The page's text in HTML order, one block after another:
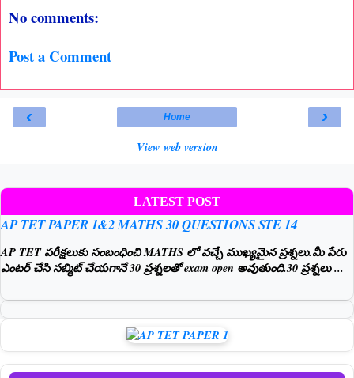
No comments:
Post a Comment
‹ ›
Home
View web version
LATEST POST
AP TET PAPER 1&2 MATHS 30 QUESTIONS STE 14
AP TET పరీక్షలుకు సంబంధించి MATHS లో వచ్చే ముఖ్యమైన ప్రశ్నలు.మీ పేరు
ఎంటర్ చేసి సబ్మిట్ చేయగానే 30 ప్రశ్నలతో exam open అవుతుంది.30 ప్రశ్నలు ...